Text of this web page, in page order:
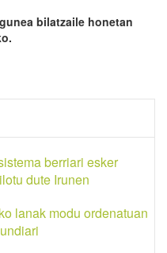
bilatzaile honetan
berriari esker
dute Irunen
lanak modu ordenatuan